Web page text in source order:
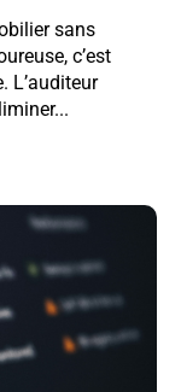
sans
c’est
L’auditeur